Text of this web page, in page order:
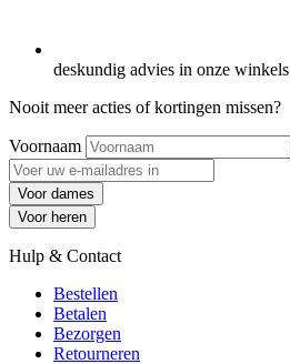
deskundig advies in onze winkels
Nooit meer acties of kortingen missen?
Voornaam
Voor dames
Voor heren
Hulp & Contact
Bestellen
Betalen
Bezorgen
Retourneren